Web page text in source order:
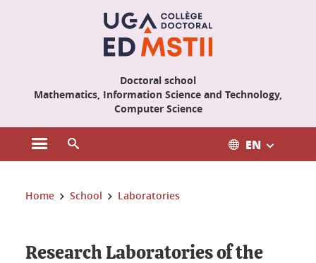
Doctoral school
Mathematics, Information Science and Technology,
Computer Science
Open the main menu EN
You are here:
Home School Laboratories
Research Laboratories of the